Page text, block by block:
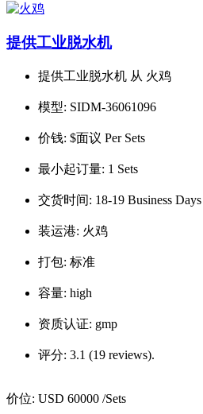
提供工业脱水机
提供工业脱水机 从 火鸡
模型: SIDM-36061096
价钱: $面议 Per Sets
最小起订量: 1 Sets
交货时间: 18-19 Business Days
装运港: 火鸡
打包: 标准
容量: high
资质认证: gmp
评分: 3.1 (19 reviews).
价位: USD 60000 /Sets